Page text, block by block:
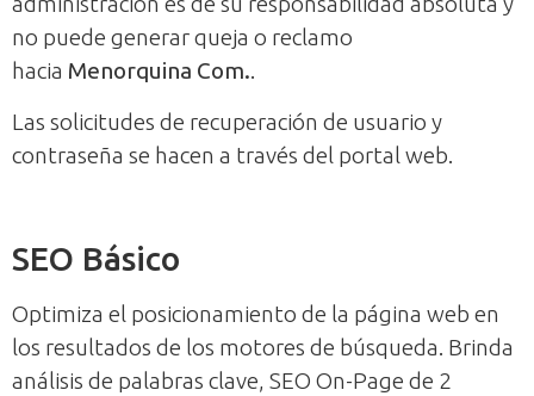
no puede generar queja o reclamo
hacia Menorquina Com..
Las solicitudes de recuperación de usuario y
contraseña se hacen a través del portal web.
SEO Básico
Optimiza el posicionamiento de la página web en
los resultados de los motores de búsqueda. Brinda
análisis de palabras clave, SEO On-Page de 2